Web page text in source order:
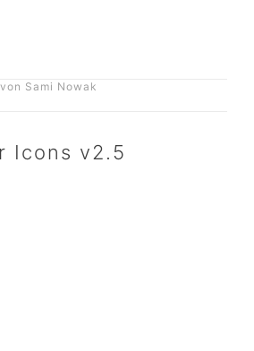
von Sami Nowak
Icons v2.5